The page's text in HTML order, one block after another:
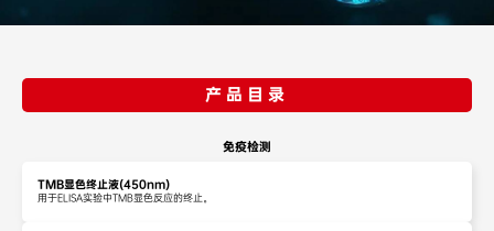
产品目录
免疫检测
TMB显色终止液(450nm)
用于ELISA实验中TMB显色反应的终止。